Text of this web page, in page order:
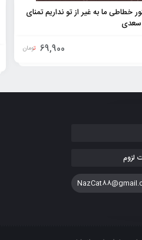
خطاطی ما به غیر از تو نداریم تمنای
سعدی
69,900 تومان